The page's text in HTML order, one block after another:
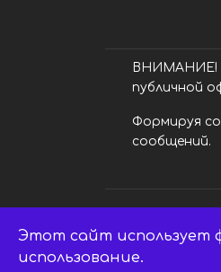
ВНИМАНИЕ!
публичной
Формируя
сообщений.
LED центр.
Этот сайт использует
использование.